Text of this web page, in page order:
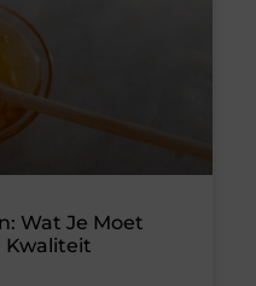
Wat Je Moet
Kwaliteit